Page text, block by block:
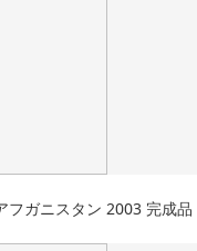
フガニスタン 2003 完成品